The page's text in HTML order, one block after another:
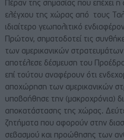
Πέραν της σημασίας που επέχει
ελέγχου της χώρας από τους
ιδιαίτερο γεωπολιτικό
Πρώτον, σηματοδοτεί τις
των αμερικανικών
αποτέλεσε δέσμευση του
επί τούτου αναφέρουν ότι
αποχώρηση των αμερικανικών
υποβοήθησε την (μακροχρόνια)
αποκατάστασης της χώρας.
ζητήματα που αφορούν στην
σεβασμού και προώθησης των